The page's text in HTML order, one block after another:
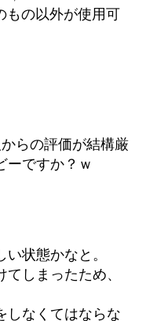
もの以外が使用可
らの評価が結構厳
ーですか？ｗ
状態かなと。
しまったため、
しなくてはならな